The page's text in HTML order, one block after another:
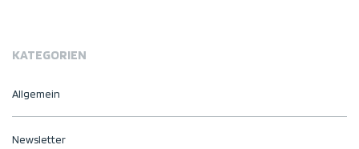
KATEGORIEN
Allgemein
Newsletter